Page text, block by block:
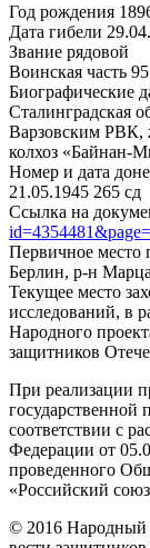
Год рождения
Дата гибели
Звание рядовой
Воинская часть
Биографические
Сталинградская
Варзовским РВК,
колхоз «Байнан-
Номер и дата
21.05.1945 265 сд
Ссылка на
Первичное место
Берлин, р-н
Текущее место
исследований, в
Народного
защитников
При реализации
государственной
соответствии с
Федерации от
проведенного
«Российский
© 2016 Народный